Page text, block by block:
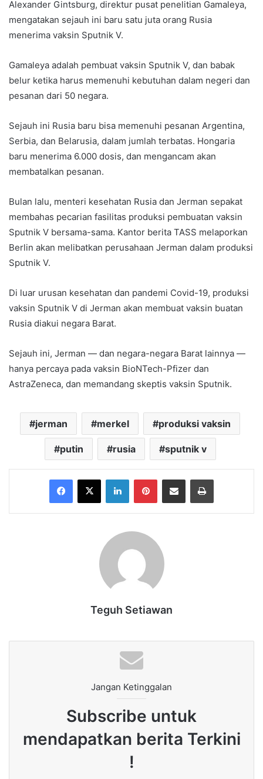
Alexander Gintsburg, direktur pusat penelitian Gamaleya,
mengatakan sejauh ini baru satu juta orang Rusia
menerima vaksin Sputnik V.
Gamaleya adalah pembuat vaksin Sputnik V, dan babak
belur ketika harus memenuhi kebutuhan dalam negeri dan
pesanan dari 50 negara.
Sejauh ini Rusia baru bisa memenuhi pesanan Argentina,
Serbia, dan Belarusia, dalam jumlah terbatas. Hongaria
baru menerima 6.000 dosis, dan mengancam akan
membatalkan pesanan.
Bulan lalu, menteri kesehatan Rusia dan Jerman sepakat
membahas pecarian fasilitas produksi pembuatan vaksin
Sputnik V bersama-sama. Kantor berita TASS melaporkan
Berlin akan melibatkan perusahaan Jerman dalam produksi
Sputnik V.
Di luar urusan kesehatan dan pandemi Covid-19, produksi
vaksin Sputnik V di Jerman akan membuat vaksin buatan
Rusia diakui negara Barat.
Sejauh ini, Jerman — dan negara-negara Barat lainnya —
hanya percaya pada vaksin BioNTech-Pfizer dan
AstraZeneca, dan memandang skeptis vaksin Sputnik.
jerman merkel produksi vaksin
putin rusia sputnik v
Facebook
X LinkedInPinterestShare via Email Print
Teguh Setiawan
Jangan Ketinggalan
Subscribe untuk
mendapatkan berita Terkini
!